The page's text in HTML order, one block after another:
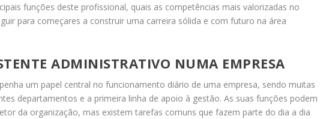
funções deste profissional, quais as competências mais valorizadas no
para começares a construir uma carreira sólida e com futuro na área
ADMINISTRATIVO NUMA EMPRESA
um papel central no funcionamento diário de uma empresa, sendo muitas
departamentos e a primeira linha de apoio à gestão. As suas funções podem
da organização, mas existem tarefas comuns que fazem parte do dia a dia